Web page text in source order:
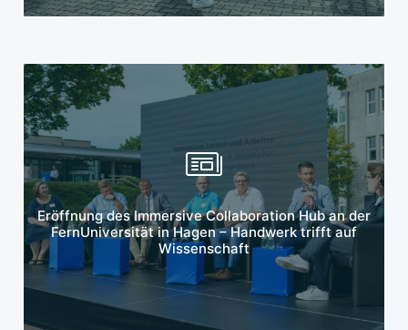
Eröffnung des Immersive Collaboration Hub an der
FernUniversität in Hagen – Handwerk trifft auf
Wissenschaft
Mehr erfahren